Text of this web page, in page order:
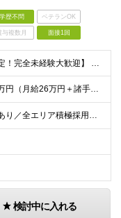
学歴不問 ベテランOK
与複数月 面接1回
【最短で面接当日に内定！完全未経験大歓迎】 ・業種／職種未経験歓迎 ・社会人デビュー、第二新卒、既卒者大歓迎 ・学歴不問（文系、理系不問） ・20代～30代、男女問わず活躍中 ・服装、髪色自由 ・明確
【首都圏】月収例29.5万円（月給26万円＋諸手当） 【東海・関西】月収例28.5万円（月給25万円＋諸手当） 【九州】月収例26万円（月給23万円＋諸手当） ※経験・スキル・前職給与を踏まえ、総合
【転勤なし／リモートあり／全エリア積極採用】 ・大手企業のプロジェクト中心 ・勤務エリアや配属先は希望を考慮 ・研修はリモートメインで実施 ・UIターン歓迎 ＜主なエリア＞ ■首都圏…東京・神奈川・
検討中に入れる